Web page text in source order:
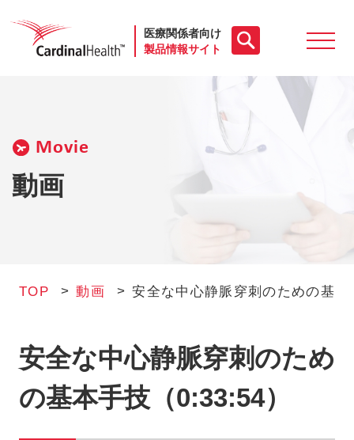
医療関係者向け
製品情報サイト
製品に関するお知らせ
添付文書
Movie
動画
TOP 動画 安全な中心静脈穿刺のための基
安全な中心静脈穿刺のため
の基本手技（0:33:54）